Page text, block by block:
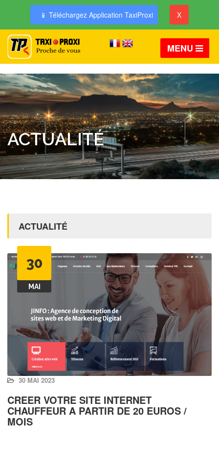
📱 Téléchargez Application TaxiProxi X
MENU
ACTUALITÉ
ACTUALITÉ
30
MAI
30 MAI 2023
CREER VOTRE SITE INTERNET
CHAUFFEUR A PARTIR DE 20 EUROS /
MOIS